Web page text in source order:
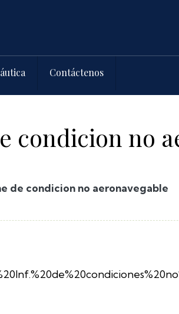
Contáctenos
condicion no
de condicion no aeronavegable